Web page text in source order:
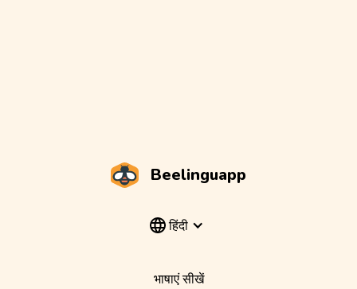
Beelinguapp
हिंदी
भाषाएं सीखें